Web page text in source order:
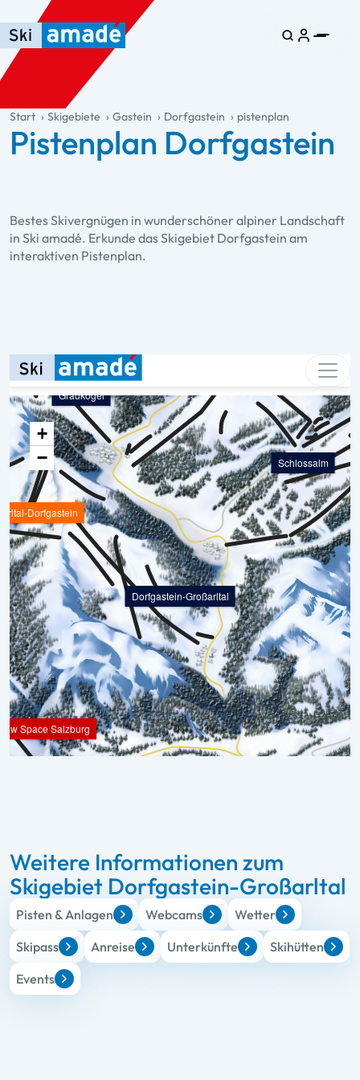
Zum Haupt-Inhalt springen
Springe zur Tabelle
Zur Haupt-Navigation springen
general.table-of-content
Start Skigebiete Gastein Dorfgastein pistenplan
Pistenplan Dorfgastein
Bestes Skivergnügen in wunderschöner alpiner Landschaft
in Ski amadé. Erkunde das Skigebiet Dorfgastein am
interaktiven Pistenplan.
Weitere Informationen zum
Skigebiet Dorfgastein-Großarltal
Pisten & Anlagen Webcams
Wetter
Skipass
Anreise Unterkünfte
Skihütten
Events